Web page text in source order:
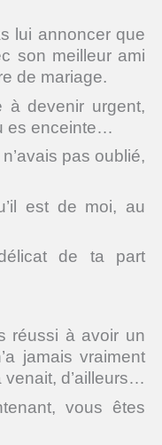
lui annoncer que
son meilleur ami
de mariage.
à devenir urgent,
es enceinte…
pas oublié,
est de moi, au
de ta part
réussi à avoir un
jamais vraiment
d’ailleurs…
vous êtes